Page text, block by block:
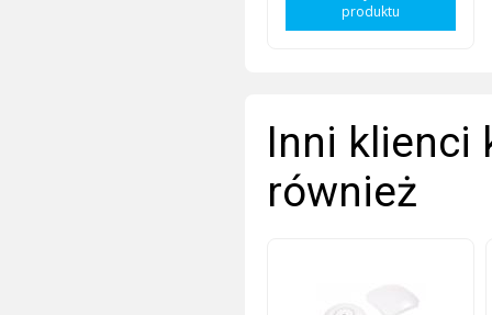
produktu
Inni klienci
również